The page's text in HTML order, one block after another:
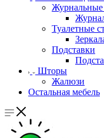
Журнальные
Туалетные
Подставки
Шторы
Жалюзи
Остальная мебель